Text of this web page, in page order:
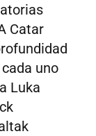
Catar
uno
Luka